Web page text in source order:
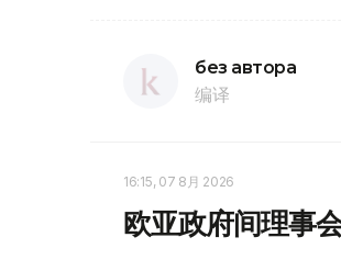
без автора
编译
16:15, 07 8月 2026
欧亚政府间理事